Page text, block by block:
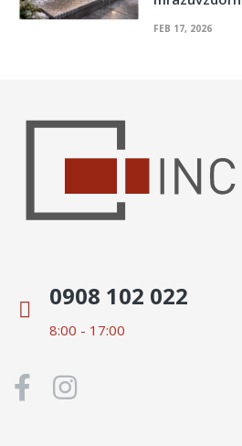
FEB 17, 2026
0908 102 022
8:00 - 17:00